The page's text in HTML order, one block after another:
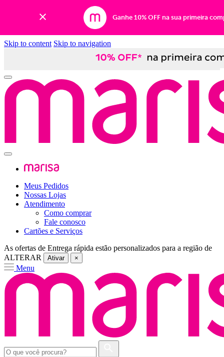
Ganhe 10% OFF na sua primeira
Skip to content Skip to navigation
Meus Pedidos
Nossas Lojas
Atendimento
Como comprar
Fale conosco
Cartões e Serviços
As ofertas de Entrega rápida estão personalizados para a região de
ALTERAR
Ativar ×
Menu